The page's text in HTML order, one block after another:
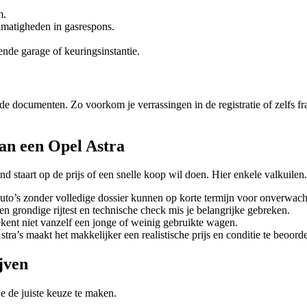
in gasrespons.
garage of keuringsinstantie.
documenten. Zo voorkom je verrassingen in de registratie of zelfs
een Opel Astra
staart op de prijs of een snelle koop wil doen. Hier enkele valkuilen.
zonder volledige dossier kunnen op korte termijn voor
grondige rijtest en technische check mis je belangrijke gebreken.
niet vanzelf een jonge of weinig gebruikte wagen.
maakt het makkelijker een realistische prijs en conditie te
de juiste keuze te maken.